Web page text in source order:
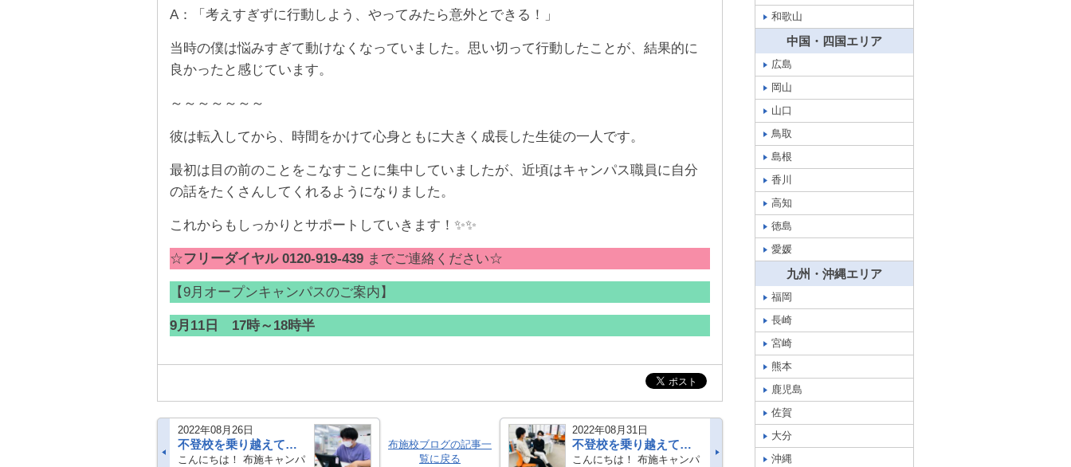
A：「考えすぎずに行動しよう、やってみたら意外とできる！」
当時の僕は悩みすぎて動けなくなっていました。思い切って行動したことが、結果的に
良かったと感じています。
～～～～～～～
彼は転入してから、時間をかけて心身ともに大きく成長した生徒の一人です。
最初は目の前のことをこなすことに集中していましたが、近頃はキャンパス職員に自分
の話をたくさんしてくれるようになりました。
これからもしっかりとサポートしていきます！✨✨
☆フリーダイヤル 0120-919-439 までご連絡ください☆
【9月オープンキャンパスのご案内】
9月11日 17時～18時半
2022年08月26日
不登校を乗り越えて大学受験に挑戦！
こんにちは！ 布施キャンパ
布施校ブログの記事一
覧に戻る
2022年08月31日
不登校を乗り越えて大学受験に挑戦！③
こんにちは！ 布施キャンパ
和歌山
中国・四国エリア
広島
岡山
山口
鳥取
島根
香川
高知
徳島
愛媛
九州・沖縄エリア
福岡
長崎
宮崎
熊本
鹿児島
佐賀
大分
沖縄